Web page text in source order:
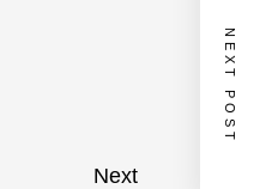
Next
NEXT POST